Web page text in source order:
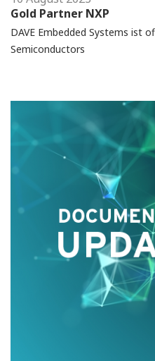
Gold Partner NXP
DAVE Embedded Systems ist
Semiconductors